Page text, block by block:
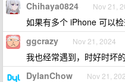
Chihaya0824 Nov 21,
如果有多个 iPhone 可以
ggcrazy Nov 21, 2024
我也经常遇到，时好时坏的
DylanChow Nov 21,